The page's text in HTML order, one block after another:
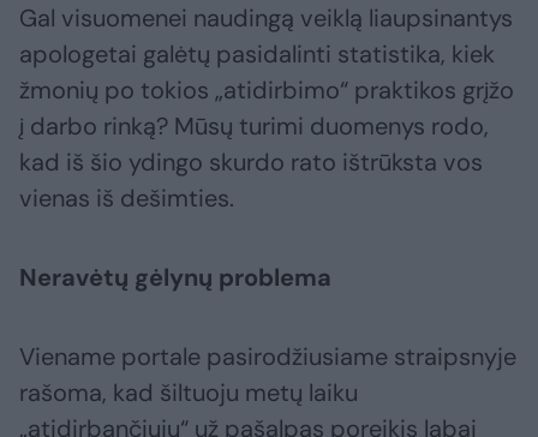
Gal visuomenei naudingą veiklą liaupsinantys
apologetai galėtų pasidalinti statistika, kiek
žmonių po tokios „atidirbimo“ praktikos grįžo
į darbo rinką? Mūsų turimi duomenys rodo,
kad iš šio ydingo skurdo rato ištrūksta vos
vienas iš dešimties.
Neravėtų gėlynų problema
Viename portale pasirodžiusiame straipsnyje
rašoma, kad šiltuoju metų laiku
„atidirbančiųjų“ už pašalpas poreikis labai